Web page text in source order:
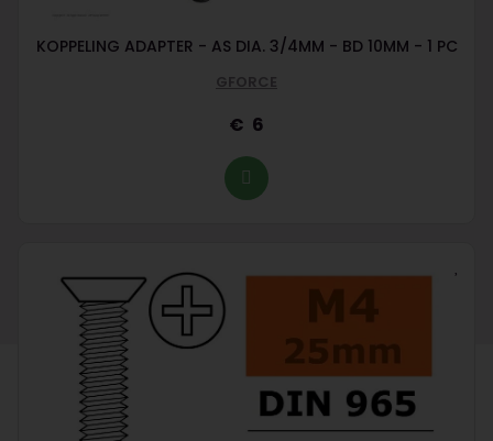
KOPPELING ADAPTER - AS DIA. 3/4MM - BD 10MM - 1 PC
GFORCE
6